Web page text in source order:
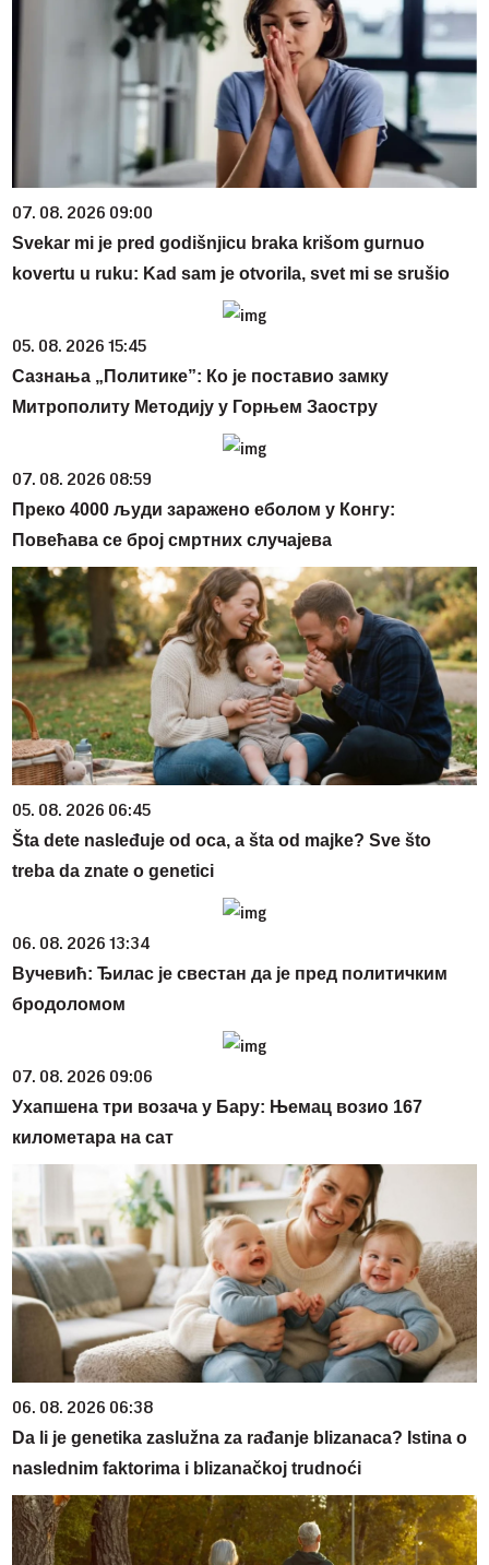
07. 08. 2026 09:00
Svekar mi je pred godišnjicu braka krišom gurnuo
kovertu u ruku: Kad sam je otvorila, svet mi se srušio
05. 08. 2026 15:45
Сазнања „Политике”: Ко је поставио замку
Митрополиту Методију у Горњем Заостру
07. 08. 2026 08:59
Преко 4000 људи заражено еболом у Конгу:
Повећава се број смртних случајева
05. 08. 2026 06:45
Šta dete nasleđuje od oca, a šta od majke? Sve što
treba da znate o genetici
06. 08. 2026 13:34
Вучевић: Ђилас је свестан да је пред политичким
бродоломом
07. 08. 2026 09:06
Ухапшена три возача у Бару: Њемац возио 167
километара на сат
06. 08. 2026 06:38
Da li je genetika zaslužna za rađanje blizanaca? Istina o
naslednim faktorima i blizanačkoj trudnoći